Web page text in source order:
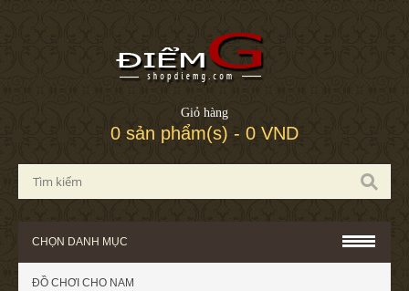
Giỏ hàng
0 sản phẩm(s) - 0 VND
CHỌN DANH MỤC
ĐỒ CHƠI CHO NAM